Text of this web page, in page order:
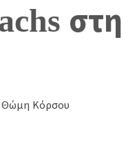
στη
Θώμη Κόρσου